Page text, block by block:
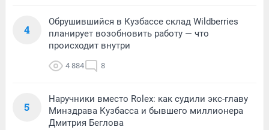
4
Обрушившийся в Кузбассе склад Wildberries
планирует возобновить работу — что
происходит внутри
4 884 8
5
Наручники вместо Rolex: как судили экс-главу
Минздрава Кузбасса и бывшего миллионера
Дмитрия Беглова